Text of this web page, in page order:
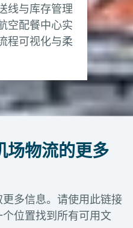
线与库存管理
空配餐中心实
程可视化与柔
场物流的更多
多信息。请使用此链接
个位置找到所有可用文